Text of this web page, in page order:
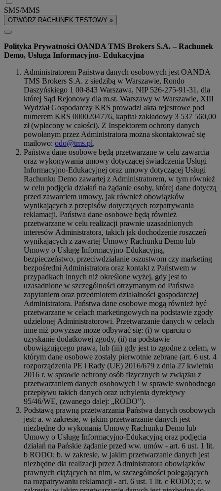
SMS/MMS
OTWÓRZ RACHUNEK TESTOWY »
Polityka Prywatności OANDA TMS Brokers S.A. – Rachunek
Demo, Usługa Informacyjno- Edukacyjna
Administratorem Państwa danych osobowych jest OANDA
TMS Brokers S.A. z siedzibą w Warszawie, Rondo
Daszyńskiego 1 00-843 Warszawa, NIP 526-275-91-31, dla
której Sąd Rejonowy dla m.st. Warszawy w Warszawie, XIII
Wydział Gospodarczy KRS prowadzi akta rejestrowe pod
numerem KRS 0000204776, kapitał zakładowy 3 537 560,00
zł (wpłacony w całości). Z Inspektorem ochrony danych
powołanym przez Administratora można skontaktować się
mailowo: odo@tms.pl.
Państwa dane osobowe będą przetwarzane w celu zawarcia
oraz wykonywania umowy dotyczącej świadczenia Usługi
Informacyjno-Edukacyjnej oraz umowy dotyczącej Usługi
Rachunku Demo zawartej z Administratorem, w tym również
w celu podjęcia działań na żądanie osoby, której dane dotyczą
przed zawarciem umowy, jak również obowiązków
wynikających z przepisów dotyczących rozpatrywania
reklamacji. Państwa dane osobowe będą również
przetwarzane w celu realizacji prawnie uzasadnionych
interesów Administratora, takich jak dochodzenie roszczeń
wynikających z zawartej Umowy Rachunku Demo lub
Umowy o Usługę Informacyjno-Edukacyjną,
bezpieczeństwo, przeciwdziałanie oszustwom czy marketing
bezpośredni Administratora oraz kontakt z Państwem w
przypadkach innych niż określone wyżej, gdy jest to
uzasadnione w szczególności otrzymanym od Państwa
zapytaniem oraz przedmiotem działalności gospodarczej
Administratora. Państwa dane osobowe mogą również być
przetwarzane w celach marketingowych na podstawie zgody
udzielonej Administratorowi. Przetwarzanie danych w celach
inne niż powyższe może odbywać się: (i) w oparciu o
uzyskanie dodatkowej zgody, (ii) na podstawie
obowiązującego prawa, lub (iii) gdy jest to zgodne z celem, w
którym dane osobowe zostały pierwotnie zebrane (art. 6 ust. 4
rozporządzenia PE i Rady (UE) 2016/679 z dnia 27 kwietnia
2016 r. w sprawie ochrony osób fizycznych w związku z
przetwarzaniem danych osobowych i w sprawie swobodnego
przepływu takich danych oraz uchylenia dyrektywy
95/46/WE, (zwanego dalej: „RODO”).
Podstawą prawną przetwarzania Państwa danych osobowych
jest: a. w zakresie, w jakim przetwarzanie danych jest
niezbędne do wykonania Umowy Rachunku Demo lub
Umowy o Usługę Informacyjno-Edukacyjną oraz podjęcia
działań na Pańskie żądanie przed ww. umów - art. 6 ust. 1 lit.
b RODO; b. w zakresie, w jakim przetwarzanie danych jest
niezbędne dla realizacji przez Administratora obowiązków
prawnych ciążących na nim, w szczególności polegających
na rozpatrywaniu reklamacji - art. 6 ust. 1 lit. c RODO; c. w